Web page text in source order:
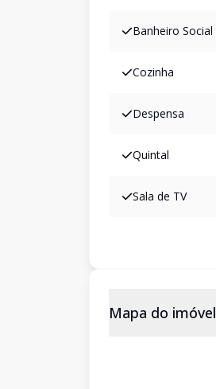
Banheiro Social
Cozinha
Despensa
Quintal
Sala de TV
Mapa do imóvel